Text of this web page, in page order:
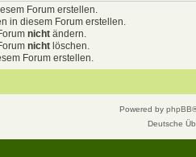
Forum erstellen.
in diesem Forum erstellen.
nicht ändern.
nicht löschen.
Forum erstellen.
Powered by phpBB
Deutsche